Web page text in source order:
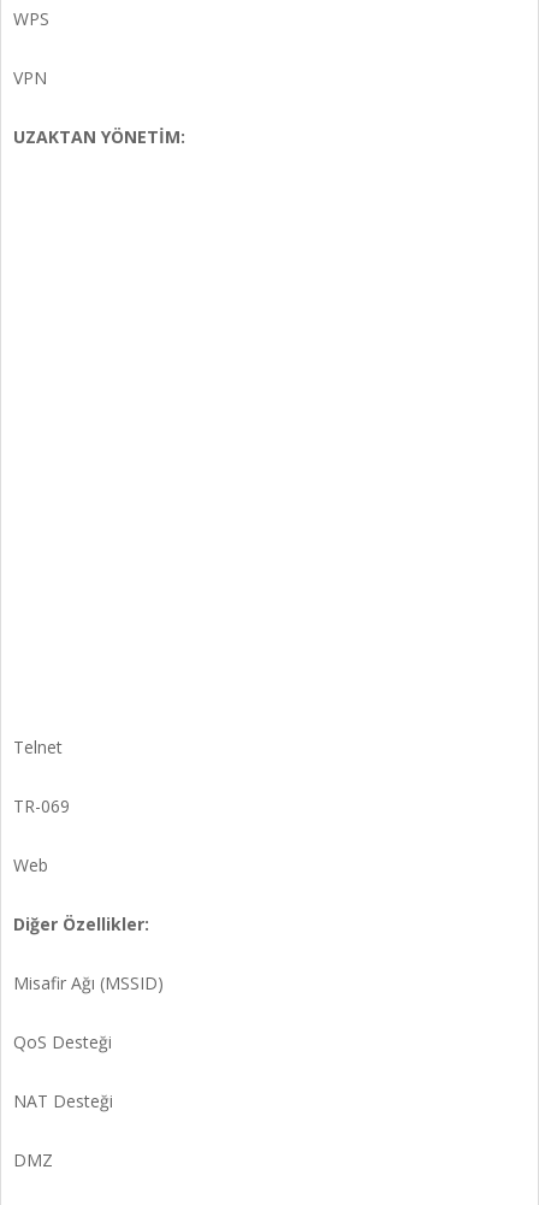
WPS
VPN
UZAKTAN YÖNETİM:
Telnet
TR-069
Web
Diğer Özellikler:
Misafir Ağı (MSSID)
QoS Desteği
NAT Desteği
DMZ